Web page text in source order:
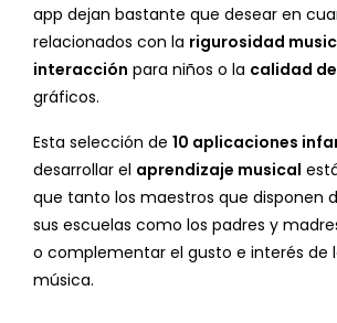
app dejan bastante que desear en
relacionados con la rigurosidad
interacción para niños o la calidad
gráficos.
Esta selección de 10 aplicaciones
desarrollar el aprendizaje musical
que tanto los maestros que disponen
sus escuelas como los padres y
o complementar el gusto e interés de
música.